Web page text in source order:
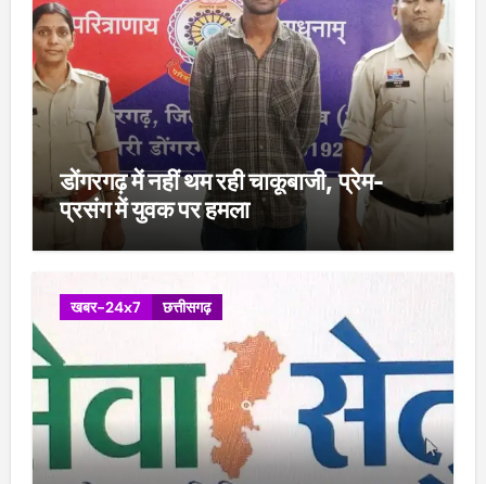
डोंगरगढ़ में नहीं थम रही चाकूबाजी, प्रेम-
प्रसंग में युवक पर हमला
खबर-24x7 छत्तीसगढ़